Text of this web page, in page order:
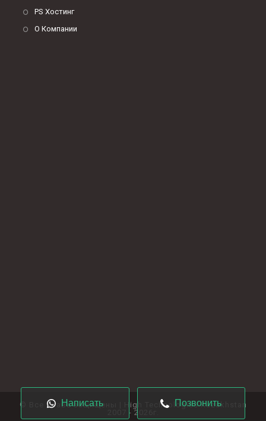
PS Хостинг
О Компании
© Все права защищены | High Technologies Kazakhstan
2007 - 2026г.
Написать Позвонить